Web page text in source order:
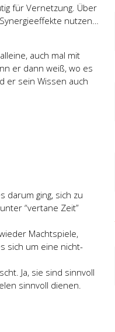
für Vernetzung. Über
nutzen…
auch mal mit
er dann weiß, wo es
er sein Wissen auch
darum ging, sich zu
“vertane Zeit”
Machtspiele,
sich um eine nicht-
Ja, sie sind sinnvoll
sinnvoll dienen.